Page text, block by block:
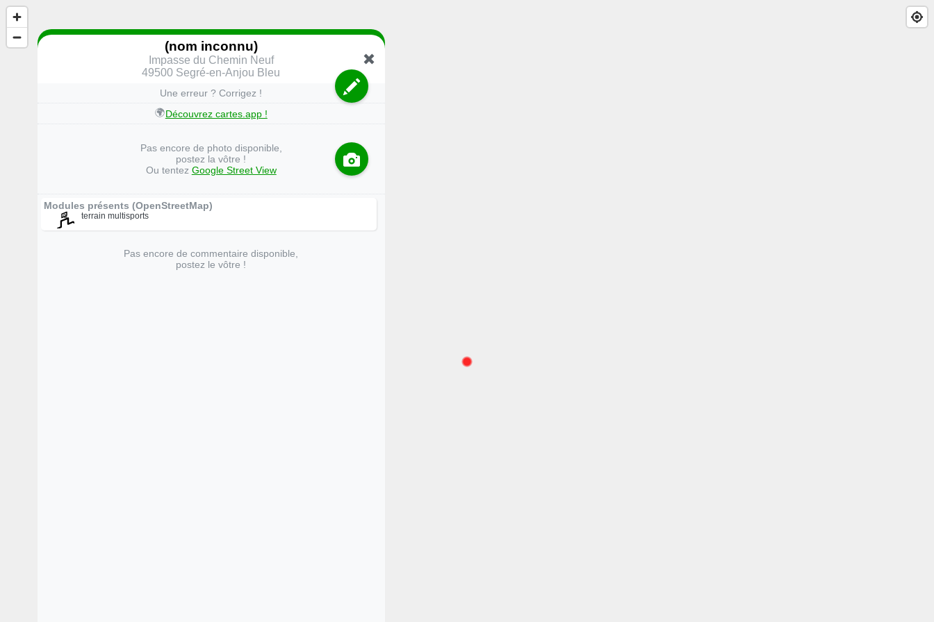
(nom inconnu)
Impasse du Chemin Neuf
49500 Segré-en-Anjou Bleu
Une erreur ? Corrigez !
🌍Découvrez cartes.app !
Pas encore de photo disponible,
postez la vôtre !
Ou tentez Google Street View
Modules présents (OpenStreetMap)
terrain multisports
Pas encore de commentaire disponible,
postez le vôtre !